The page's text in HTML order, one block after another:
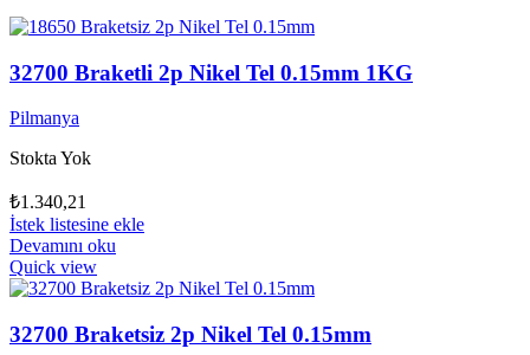
32700 Braketli 2p Nikel Tel 0.15mm 1KG
Pilmanya
Stokta Yok
₺1.340,21
İstek listesine ekle
Devamını oku
Quick view
32700 Braketsiz 2p Nikel Tel 0.15mm